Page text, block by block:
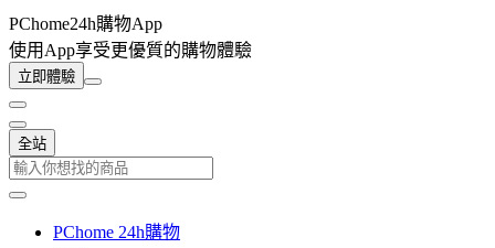
PChome24h購物App
使用App享受更優質的購物體驗
立即體驗
全站
PChome 24h購物